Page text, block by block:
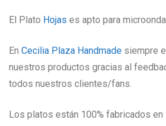
El Plato Hojas es apto para
En Cecilia Plaza Handmade siempre
nuestros productos gracias al
todos nuestros clientes/fans.
Los platos están 100% fabricados en